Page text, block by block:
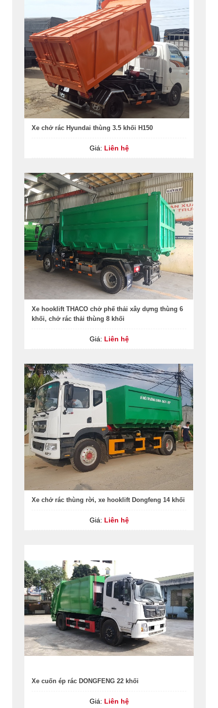
Xe chở rác Hyundai thùng 3.5 khối H150
Giá: Liên hệ
Xe hooklift THACO chở phế thải xây dựng thùng 6
khối, chở rác thải thùng 8 khối
Giá: Liên hệ
Xe chở rác thùng rời, xe hooklift Dongfeng 14 khối
Giá: Liên hệ
Xe cuốn ép rác DONGFENG 22 khối
Giá: Liên hệ